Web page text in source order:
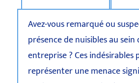
Avez-vous remarqué ou
présence de nuisibles au
entreprise ? Ces indésirables
représenter une menace